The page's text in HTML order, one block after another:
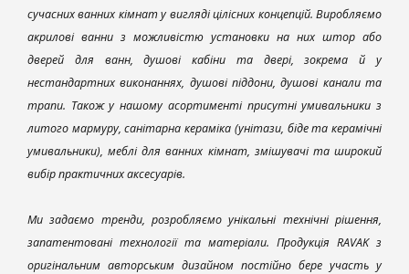
сучасних ванних кімнат у вигляді цілісних концепцій. Виробляємо
акрилові ванни з можливістю установки на них штор або
дверей для ванн, душові кабіни та двері, зокрема й у
нестандартних виконаннях, душові піддони, душові канали та
трапи. Також у нашому асортименті присутні умивальники з
литого мармуру, санітарна кераміка (унітази, біде та керамічні
умивальники), меблі для ванних кімнат, змішувачі та широкий
вибір практичних аксесуарів.
Ми задаємо тренди, розробляємо унікальні технічні рішення,
запатентовані технології та матеріали. Продукція RAVAK з
оригінальним авторським дизайном постійно бере участь у